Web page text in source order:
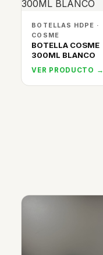
BOTELLAS HDPE ·
COSME
BOTELLA COSME
300ML BLANCO
VER PRODUCTO →